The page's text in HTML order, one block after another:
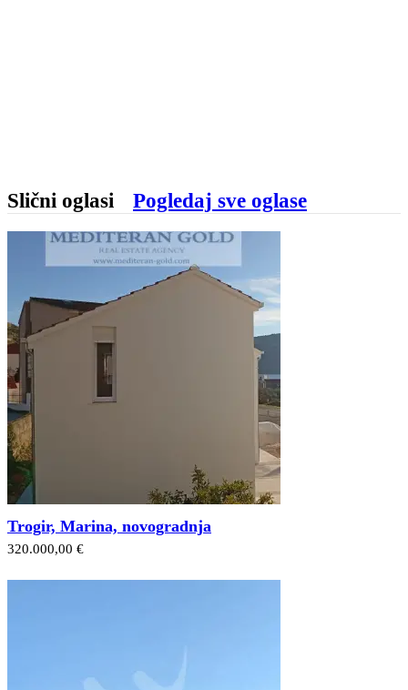
Slični oglasi Pogledaj sve oglase
Trogir, Marina, novogradnja
320.000,00 €